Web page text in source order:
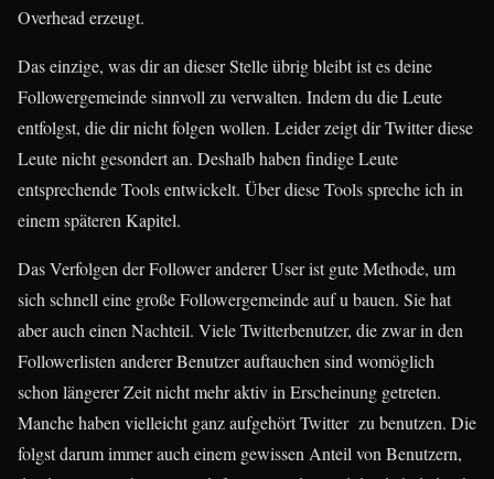
Overhead erzeugt.
Das einzige, was dir an dieser Stelle übrig bleibt ist es deine
Followergemeinde sinnvoll zu verwalten. Indem du die Leute
entfolgst, die dir nicht folgen wollen. Leider zeigt dir Twitter diese
Leute nicht gesondert an. Deshalb haben findige Leute
entsprechende Tools entwickelt. Über diese Tools spreche ich in
einem späteren Kapitel.
Das Verfolgen der Follower anderer User ist gute Methode, um
sich schnell eine große Followergemeinde auf u bauen. Sie hat
aber auch einen Nachteil. Viele Twitterbenutzer, die zwar in den
Followerlisten anderer Benutzer auftauchen sind womöglich
schon längerer Zeit nicht mehr aktiv in Erscheinung getreten.
Manche haben vielleicht ganz aufgehört Twitter zu benutzen. Die
folgst darum immer auch einem gewissen Anteil von Benutzern,